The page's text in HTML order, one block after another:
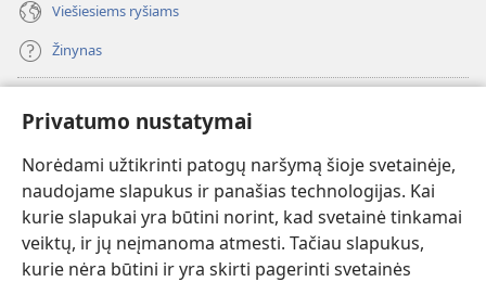
Privatumo nustatymai
Norėdami užtikrinti patogų naršymą šioje svetainėje,
naudojame slapukus ir panašias technologijas. Kai
kurie slapukai yra būtini norint, kad svetainė tinkamai
veiktų, ir jų neįmanoma atmesti. Tačiau slapukus,
kurie nėra būtini ir yra skirti pagerinti svetainės
Viešiesiems ryšiams
Žinynas
(atsiveria
naujas
langas)Sargybos bokšto INTERNETINĖ BIBLIOTEKA
(atsiveria
naujas
langas)JW Hub ®
(atsiveria
naujas
langas)JW Library